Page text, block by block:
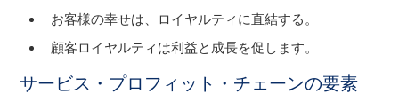
お客様の幸せは、ロイヤルティに直結する。
顧客ロイヤルティは利益と成長を促します。
サービス・プロフィット・チェーンの要素